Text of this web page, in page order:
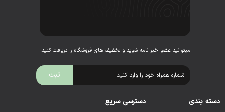
میتوانید عضو خبر نامه شوید و تخفیف های فروشگاه را دریافت کنید.
دسته بندی دسترسی سریع